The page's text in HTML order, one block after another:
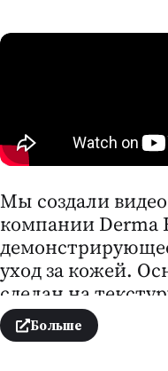
Мы создали
компании Derma
уход за кожей.
сделан на
сияние кожи.
качества
Больше